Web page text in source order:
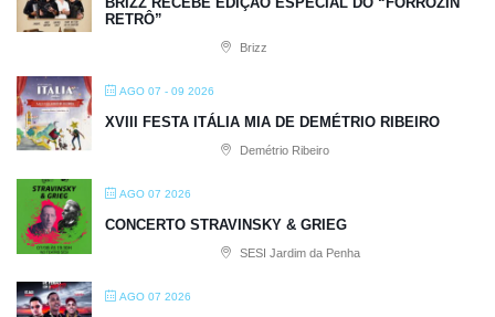
RETRÔ”
Brizz
AGO 07 - 09 2026
XVIII FESTA ITÁLIA MIA DE DEMÉTRIO RIBEIRO
Demétrio Ribeiro
AGO 07 2026
CONCERTO STRAVINSKY & GRIEG
SESI Jardim da Penha
AGO 07 2026